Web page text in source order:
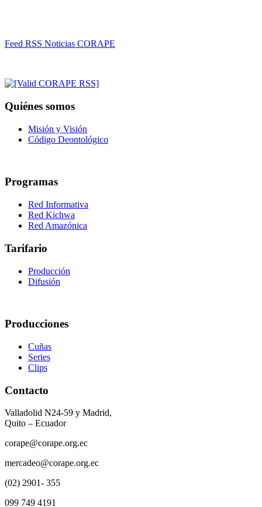
Feed RSS Noticias CORAPE
Quiénes somos
Misión y Visión
Código Deontológico
Programas
Red Informativa
Red Kichwa
Red Amazónica
Tarifario
Producción
Difusión
Producciones
Cuñas
Series
Clips
Contacto
Valladolid N24-59 y Madrid,
Quito – Ecuador
corape@corape.org.ec
mercadeo@corape.org.ec
(02) 2901- 355
099 749 4191